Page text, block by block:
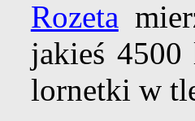
Rozeta
jakieś
lornetki w